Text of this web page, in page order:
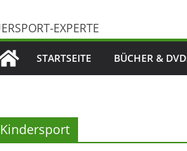
STARTSEITE BÜCHER &
Kindersport